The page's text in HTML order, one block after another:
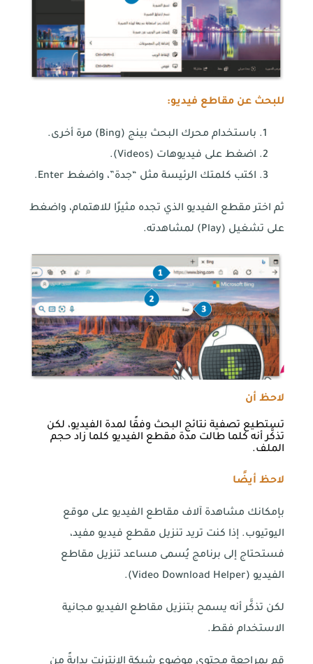
للبحث عن مقاطع فيديو:
باستخدام محرك البحث بينج (Bing) مرة أخرى.
اضغط على فيديوهات (Videos).
اكتب كلمتك الرئيسة مثل “جدة”، واضغط Enter.
ثم اختر مقطع الفيديو الذي تجده مثيرًا للاهتمام، واضغط
على تشغيل (Play) لمشاهدته.
لاحظ أن
تستطيع تصفية نتائج البحث وفقًا لمدة الفيديو، لكن
تذكَّر أنه كلما طالت مدة مقطع الفيديو كلما زاد حجم
الملف.
لاحظ أيضًا
بإمكانك مشاهدة آلاف مقاطع الفيديو على موقع
اليوتيوب. إذا كنت تريد تنزيل مقطع فيديو مفيد،
فستحتاج إلى برنامج يُسمى مساعد تنزيل مقاطع
الفيديو (Video Download Helper).
لكن تذكَّر أنه يسمح بتنزيل مقاطع الفيديو مجانية
الاستخدام فقط.